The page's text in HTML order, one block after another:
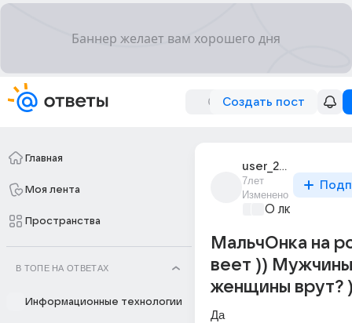
Создать пост
Главная
Моя лента
Пространства
В ТОПЕ НА ОТВЕТАХ
Информационные технологии
user_21674946
7лет
Изменено
О любви без
МальчОнка на
веет ))
женщины врут?
Да